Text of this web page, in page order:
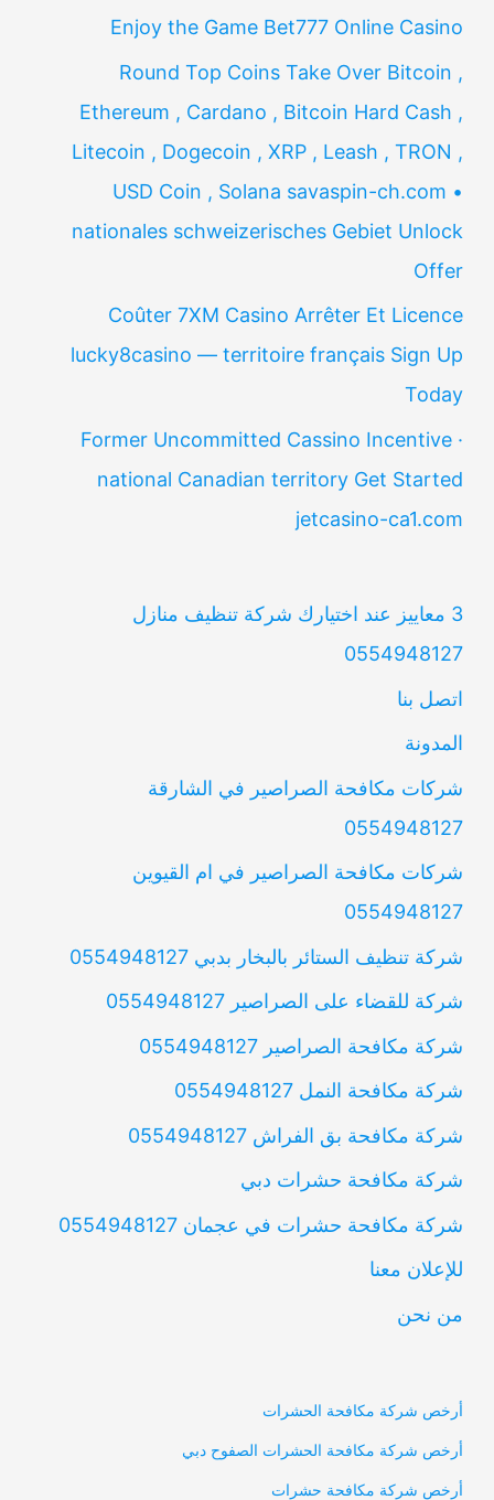
Enjoy the Game Bet777 Online Casino
Round Top Coins Take Over Bitcoin ,
Ethereum , Cardano , Bitcoin Hard Cash ,
Litecoin , Dogecoin , XRP , Leash , TRON ,
USD Coin , Solana savaspin-ch.com •
nationales schweizerisches Gebiet Unlock
Offer
Coûter 7XM Casino Arrêter Et Licence
lucky8casino — territoire français Sign Up
Today
Former Uncommitted Cassino Incentive ·
national Canadian territory Get Started
jetcasino-ca1.com
3 معاييز عند اختيارك شركة تنظيف منازل
0554948127
اتصل بنا
المدونة
شركات مكافحة الصراصير في الشارقة
0554948127
شركات مكافحة الصراصير في ام القيوين
0554948127
شركة تنظيف الستائر بالبخار بدبي 0554948127
شركة للقضاء على الصراصير 0554948127
شركة مكافحة الصراصير 0554948127
شركة مكافحة النمل 0554948127
شركة مكافحة بق الفراش 0554948127
شركة مكافحة حشرات دبي
شركة مكافحة حشرات في عجمان 0554948127
للإعلان معنا
من نحن
أرخص شركة مكافحة الحشرات
أرخص شركة مكافحة الحشرات الصفوح دبي
أرخص شركة مكافحة حشرات